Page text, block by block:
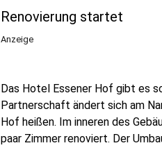
Renovierung startet
Anzeige
Das Hotel Essener Hof gibt es
Partnerschaft ändert sich am
Hof heißen. Im inneren des
paar Zimmer renoviert. Der